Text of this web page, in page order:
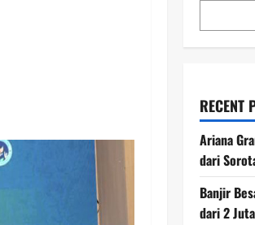
RECENT
Ariana
dari
Banjir
dari 2